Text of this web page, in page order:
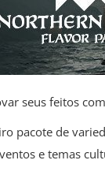
seus feitos
pacote de
e temas